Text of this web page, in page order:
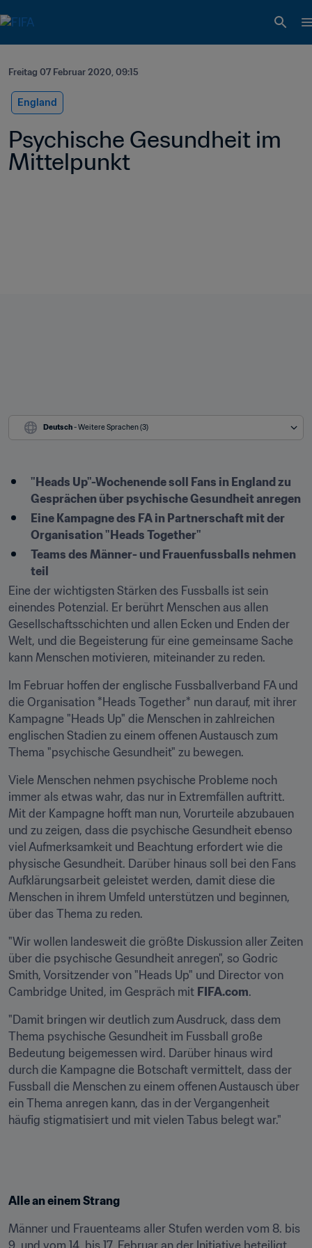
Freitag 07 Februar 2020, 09:15
England
Psychische Gesundheit im
Mittelpunkt
Deutsch - Weitere Sprachen (3)
"Heads Up"-Wochenende soll Fans in England zu
Gesprächen über psychische Gesundheit anregen
Eine Kampagne des FA in Partnerschaft mit der
Organisation "Heads Together"
Teams des Männer- und Frauenfussballs nehmen
teil
Eine der wichtigsten Stärken des Fussballs ist sein
einendes Potenzial. Er berührt Menschen aus allen
Gesellschaftsschichten und allen Ecken und Enden der
Welt, und die Begeisterung für eine gemeinsame Sache
kann Menschen motivieren, miteinander zu reden.
Im Februar hoffen der englische Fussballverband FA und
die Organisation *Heads Together* nun darauf, mit ihrer
Kampagne "Heads Up" die Menschen in zahlreichen
englischen Stadien zu einem offenen Austausch zum
Thema "psychische Gesundheit" zu bewegen.
Viele Menschen nehmen psychische Probleme noch
immer als etwas wahr, das nur in Extremfällen auftritt.
Mit der Kampagne hofft man nun, Vorurteile abzubauen
und zu zeigen, dass die psychische Gesundheit ebenso
viel Aufmerksamkeit und Beachtung erfordert wie die
physische Gesundheit. Darüber hinaus soll bei den Fans
Aufklärungsarbeit geleistet werden, damit diese die
Menschen in ihrem Umfeld unterstützen und beginnen,
über das Thema zu reden.
"Wir wollen landesweit die größte Diskussion aller Zeiten
über die psychische Gesundheit anregen", so Godric
Smith, Vorsitzender von "Heads Up" und Director von
Cambridge United, im Gespräch mit FIFA.com.
"Damit bringen wir deutlich zum Ausdruck, dass dem
Thema psychische Gesundheit im Fussball große
Bedeutung beigemessen wird. Darüber hinaus wird
durch die Kampagne die Botschaft vermittelt, dass der
Fussball die Menschen zu einem offenen Austausch über
ein Thema anregen kann, das in der Vergangenheit
häufig stigmatisiert und mit vielen Tabus belegt war."
Alle an einem Strang
Männer und Frauenteams aller Stufen werden vom 8. bis
9. und vom 14. bis 17. Februar an der Initiative beteiligt